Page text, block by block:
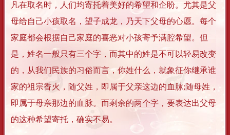
凡在取名时，人们均寄托着美好的希望和企盼。尤其是父
母给自己小孩取名，望子成龙，乃天下父母的心愿。每个
家庭都会根据自己家庭的喜恶对小孩寄予满腔希望。但
是，姓名一般只有三个字，而其中的姓是不可以轻易改变
的，从我们民族的习俗而言，你姓什么，就象征你继承谁
家的祖宗香火，随父姓，即属于父亲这边的血脉;随母姓，
即属于母亲那边的血脉。而剩余的两个字，要表达出父母
的这种希望寄托，确实不易。